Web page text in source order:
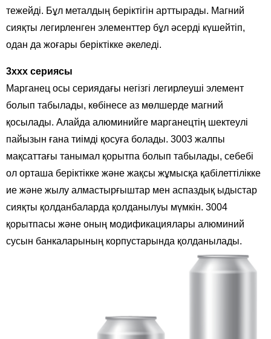
тежейді. Бұл металдың беріктігін арттырады. Магний
сияқты легирленген элементтер бұл әсерді күшейтіп,
одан да жоғары беріктікке әкеледі.
3xxx сериясы
Марганец осы сериядағы негізгі легирлеуші ​​элемент
болып табылады, көбінесе аз мөлшерде магний
қосылады. Алайда алюминийге марганецтің шектеулі
пайызын ғана тиімді қосуға болады. 3003 жалпы
мақсаттағы танымал қорытпа болып табылады, себебі
ол орташа беріктікке және жақсы жұмысқа қабілеттілікке
ие және жылу алмастырғыштар мен аспаздық ыдыстар
сияқты қолданбаларда қолданылуы мүмкін. 3004
қорытпасы және оның модификациялары алюминий
сусын банкаларының корпустарында қолданылады.